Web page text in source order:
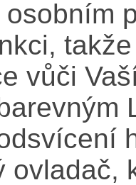
vůči
ovladač,